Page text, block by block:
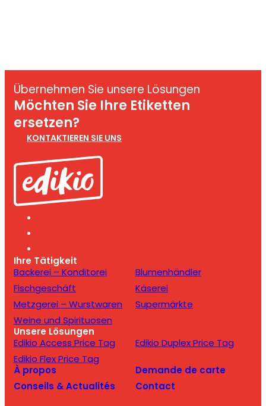
Übernehmen Sie unsere Lösungen
Möchten Sie Ihre Etiketten
ersetzen?
KONTAKTIEREN SIE UNS
Ihre Tätigkeit
Backerei – Konditorei
Blumenhändler
Fischgeschäft
Käserei
Metzgerei – Wurstwaren
Supermärkte
Weine und Spirituosen
Unsere Lösungen
Edikio Access Price Tag
Edikio Duplex Price Tag
Edikio Flex Price Tag
À propos
Demande de carte
Conseils & Actualités
Contact